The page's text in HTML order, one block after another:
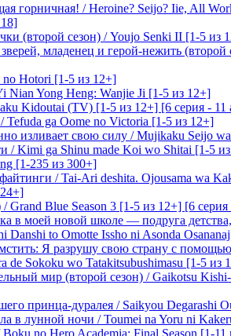
горничная! / Heroine? Seijo? Iie, All
(второй сезон) / Youjo Senki II [1-5 из
младенец и герой-нежить
no Hotori [1-5 из 12+]
Nian Yong Heng: Wanjie Ji [1-5 из 12+]
Kidoutai (TV) [1-5 из 12+] [6 серия - 11
ga Oome no Victoria [1-5 из 12+]
изливает свою силу / Mujikaku Seijo
/ Kimi ga Shinu made Koi wo Shitai [1-5
[1-235 из 300+]
/ Tai-Ari deshita. Ojousama wa
Grand Blue Season 3 [1-5 из 12+] [6 серия
в моей новой школе — подруга
Danshi to Omotte Issho ni Asonda
Я разрушу свою страну с
de Sokoku wo Tatakitsubushimasu [1-5 из
мир (второй сезон) / Gaikotsu
принца-дуралея / Saikyou Degarashi
в лунной ночи / Toumei na Yoru ni
no Hero Academia: Final Season [1-